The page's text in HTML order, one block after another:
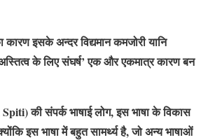
इसके अन्दर विद्यमान कमजोरी यानि
के लिए संघर्ष’ एक और एकमात्र कारण बन
की संपर्क भाषाई लोग, इस भाषा के विकास
इस भाषा में बहुत सामर्थ्य है, जो अन्य भाषाओं